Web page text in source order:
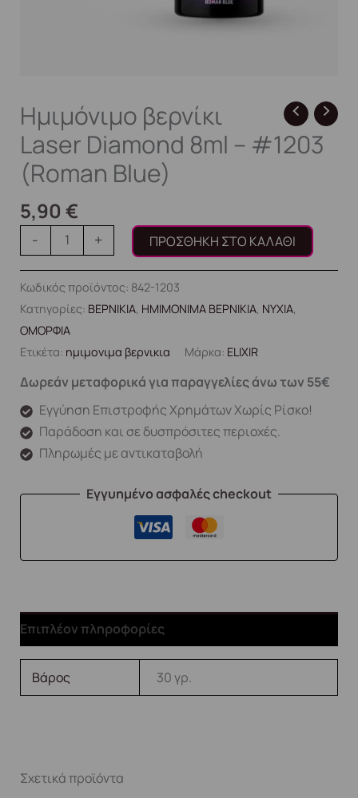
Ημιμόνιμο βερνίκι
Laser Diamond 8ml – #1203
(Roman Blue)
5,90 €
- + ΠΡΟΣΘΉΚΗ ΣΤΟ ΚΑΛΆΘΙ
Κωδικός προϊόντος: 842-1203
Κατηγορίες: ΒΕΡΝΙΚΙΑ, ΗΜΙΜΟΝΙΜΑ ΒΕΡΝΙΚΙΑ, ΝΥΧΙΑ,
ΟΜΟΡΦΙΑ
Ετικέτα: ημιμονιμα βερνικια Μάρκα: ELIXIR
Δωρεάν μεταφορικά για παραγγελίες άνω των 55€
Εγγύηση Επιστροφής Χρημάτων Χωρίς Ρίσκο!
Παράδοση και σε δυσπρόσιτες περιοχές.
Πληρωμές με αντικαταβολή
Εγγυημένο ασφαλές checkout
Επιπλέον πληροφορίες
Βάρος 30 γρ.
Σχετικά προϊόντα